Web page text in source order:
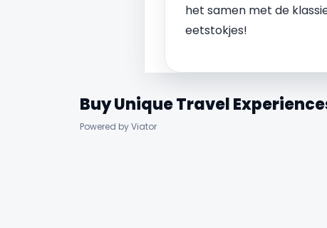
het samen met de
eetstokjes!
Buy Unique Travel
Powered by Viator